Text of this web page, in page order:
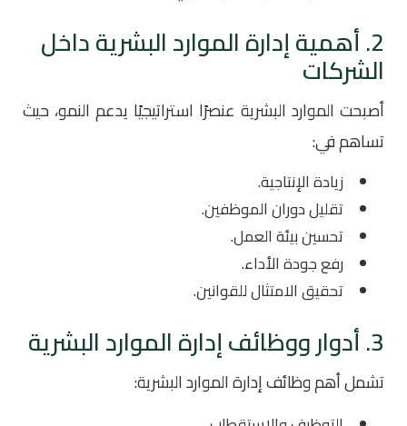
2. أهمية إدارة الموارد البشرية داخل
الشركات
أصبحت الموارد البشرية عنصرًا استراتيجيًا يدعم النمو، حيث
تساهم في:
زيادة الإنتاجية.
تقليل دوران الموظفين.
تحسين بيئة العمل.
رفع جودة الأداء.
تحقيق الامتثال للقوانين.
3. أدوار ووظائف إدارة الموارد البشرية
تشمل أهم وظائف إدارة الموارد البشرية: